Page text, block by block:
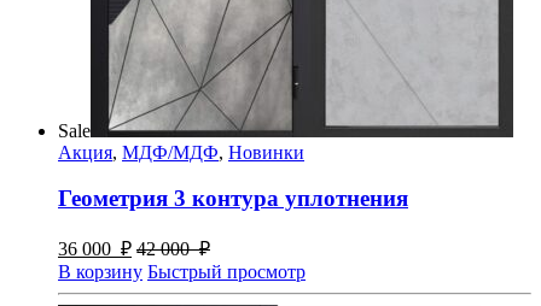
Sale
Акция, МДФ/МДФ, Новинки
Геометрия 3 контура уплотнения
36 000 ₽ 42 000 ₽
В корзину Быстрый просмотр